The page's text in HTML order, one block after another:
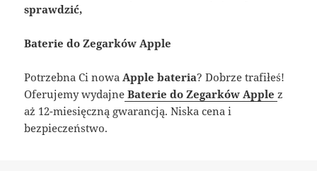
sprawdzić,
Baterie do Zegarków Apple
Potrzebna Ci nowa Apple bateria? Dobrze trafiłeś!
Oferujemy wydajne Baterie do Zegarków Applez
aż 12-miesięczną gwarancją. Niska cena i
bezpieczeństwo.